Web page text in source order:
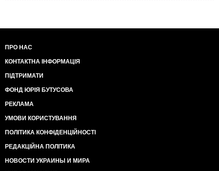
ПРО НАС
КОНТАКТНА ІНФОРМАЦІЯ
ПІДТРИМАТИ
ФОНД ЮРІЯ БУТУСОВА
РЕКЛАМА
УМОВИ КОРИСТУВАННЯ
ПОЛІТИКА КОНФІДЕНЦІЙНОСТІ
РЕДАКЦІЙНА ПОЛІТИКА
НОВОСТИ УКРАИНЫ И МИРА